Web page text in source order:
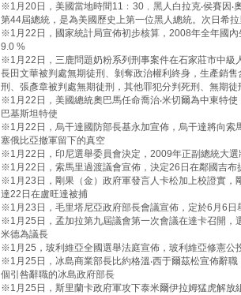
※1月20日，美國當地時間11﹕30﹐黑人白拉克‧侯賽因‧
第44屆總統，是為美國歷史上第一位黑人總統。次日希拉
※1月22日，國家統計局宣佈初步核算，2008年全年國
9.0 %
※1月22日，三鹿問題奶粉系列刑事案件在石家莊市中級
長田文華被判處無期徒刑、剝奪政治權利終身，生產銷
刑、張彥章被判處無期徒刑，其他罪犯分判死刑、無期
※1月22日，美國總統奧巴馬任命喬治‧米切爾為中東特使
巴基斯坦特使
※1月22日，烏干達國防部長基永加宣佈，烏干達將向索
塞俄比亞撤軍留下的真空
※1月22日，印尼選舉委員會決定，2009年正副總統大選
※1月22日，索馬里過渡議會宣佈，決定26日在鄰國吉布
※1月23日，剛果（金）政府軍發言人卡松加上校證實，
達22日在盧旺達被捕
※1月23日，毛里塔尼亞政府部長會議宣佈，定於6月6日
※1月25日，孟加拉第九屆議會第一次會議在達卡召開，
米德為議長
※1月25，玻利維亞全國選舉法庭宣佈，玻利維亞修憲公
※1月25日，冰島商業部長比約格溫‧西于爾茲松宣佈辭
個引咎辭職的冰島政府部長
※1月25日，斯里蘭卡政府軍攻下泰米爾伊拉姆猛虎解放